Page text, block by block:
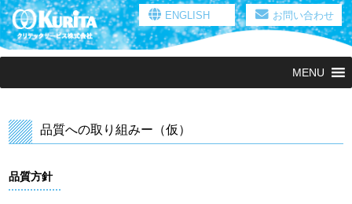
ENGLISH お問い合わせ
MENU
品質への取り組みー（仮）
品質方針